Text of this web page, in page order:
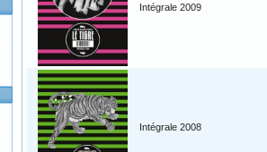
Intégrale 2009
Intégrale 2008